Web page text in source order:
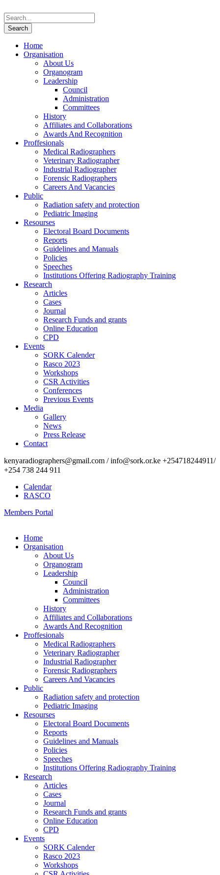
Home
Organisation
About Us
Organogram
Leadership
Council
Administration
Committees
History
Affiliates and Collaborations
Awards And Recognition
Proffesionals
Medical Radiographers
Veterinary Radiographer
Industrial Radiographer
Forensic Radiographers
Careers And Vacancies
Public
Radiation safety and protection
Pediatric Imaging
Resourses
Electoral Board Documents
Reports
Guidelines and Manuals
Policies
Speeches
Institutions Offering Radiography Training
Research
Articles
Cases
Journal
Research Funds and grants
Online Education
CPD
Events
SORK Calender
Rasco 2023
Workshops
CSR Activities
Conferences
Previous Events
Media
Gallery
News
Press Release
Contact
kenyaradiographers@gmail.com / info@sork.or.ke +254718244911/
+254 738 244 911
Calendar
RASCO
Members Portal
Home
Organisation
About Us
Organogram
Leadership
Council
Administration
Committees
History
Affiliates and Collaborations
Awards And Recognition
Proffesionals
Medical Radiographers
Veterinary Radiographer
Industrial Radiographer
Forensic Radiographers
Careers And Vacancies
Public
Radiation safety and protection
Pediatric Imaging
Resourses
Electoral Board Documents
Reports
Guidelines and Manuals
Policies
Speeches
Institutions Offering Radiography Training
Research
Articles
Cases
Journal
Research Funds and grants
Online Education
CPD
Events
SORK Calender
Rasco 2023
Workshops